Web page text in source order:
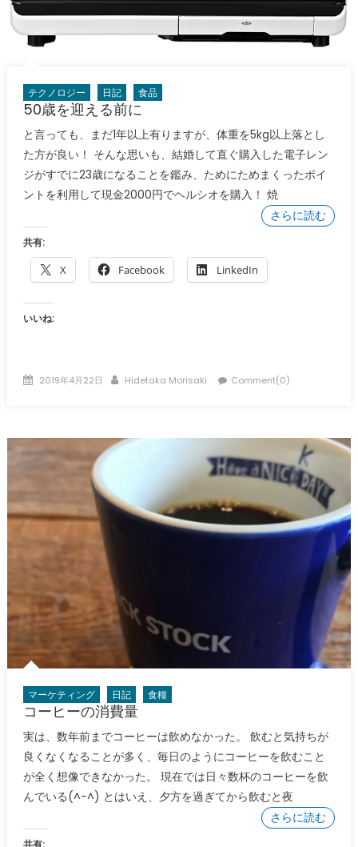
テクノロジー 日記 食品
50歳を迎える前に
と言っても、まだ1年以上有りますが、体重を5kg以上落とし
た方が良い！ そんな思いも、結婚して直ぐ購入した電子レン
ジがすでに23歳になることを鑑み、ためにためまくったポイ
ントを利用して現金2000円でヘルシオを購入！ 焼
さらに読む
共有:
X Facebook LinkedIn
いいね:
Posted
2019年4月22日 Author
Hidetaka Morisaki Comment(0)
マーケティング 日記 食糧
コーヒーの消費量
実は、数年前までコーヒーは飲めなかった。 飲むと気持ちが
良くなくなることが多く、毎日のようにコーヒーを飲むこと
が全く想像できなかった。 現在では日々数杯のコーヒーを飲
んでいる(^-^) とはいえ、夕方を過ぎてから飲むと夜
さらに読む
共有: